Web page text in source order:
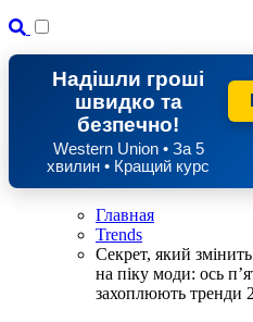
Надішли гроші
швидко та
безпечно!
Western Union • За 5
хвилин • Кращий курс
Главная
Trends
Секрет, який
на піку моди: ось
захоплюють тренди